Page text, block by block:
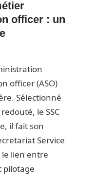
officer : un
officer (ASO)
Sélectionné
le SSC
il fait son
Service
le lien entre
pilotage